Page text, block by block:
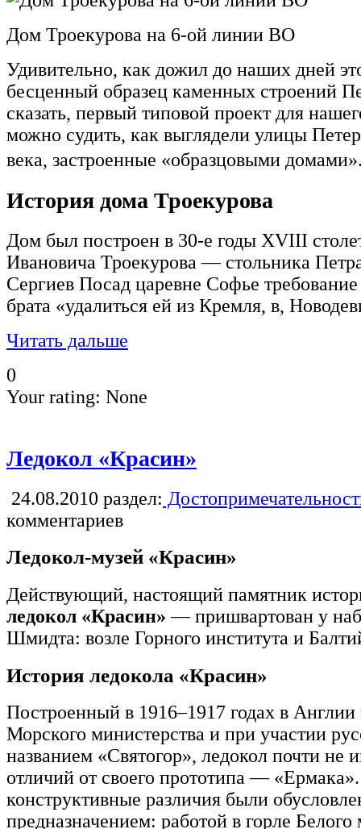
Дом Троекурова на 6-ой линии ВО
Удивительно, как дожил до наших дней
бесценный образец каменных строений
сказать, первый типовой проект для
можно судить, как выглядели улицы
века, застроенные «образцовыми
История дома Троекурова
Дом был построен в 30-е годы XVIII
Ивановича Троекурова — стольника
Сергиев Посад царевне Софье
брата «удалиться ей из Кремля, в,
Читать дальше
0
Your rating: None
Ледокол «Красин»
24.08.2010 раздел:
комментариев
Ледокол-музей «Красин»
Действующий, настоящий памятник
ледокол «Красин» — пришвартован у
Шмидта: возле Горного института и
История ледокола «Красин»
Построенный в 1916–1917 годах в Англии
Морского министерства и при участии
названием «Святогор», ледокол почти не
отличий от своего прототипа —
конструктивные различия были
предназначением: работой в горле Белого